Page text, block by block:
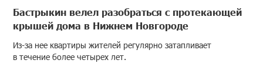
Бастрыкин велел разобраться с протекающей
крышей дома в Нижнем Новгороде
Из-за нее квартиры жителей регулярно затапливает
в течение более четырех лет.